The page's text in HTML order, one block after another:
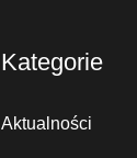
Kategorie
Aktualności